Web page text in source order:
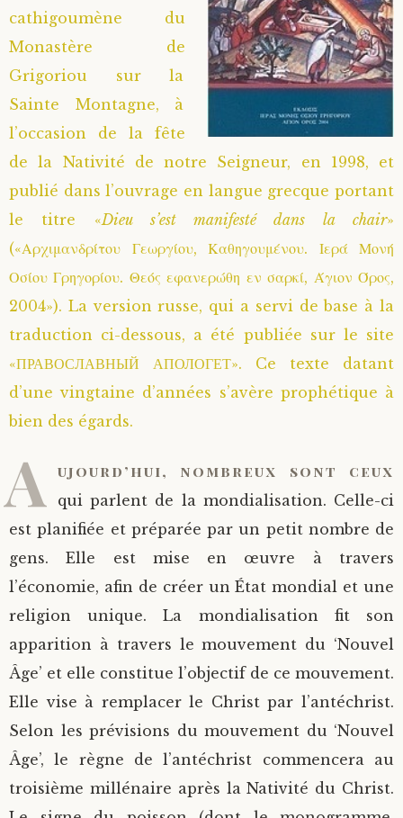
Saint Hilarion (Troïtski)
Saint Jean de Kronstadt
Saint Laurent de Tchernigov
Saint Nikon d’Optina
Saint Seraphim de Sarov
Saint Seraphim de Vyritsa
Saint Serge de Radonège
Saint Siméon (Jelnine)
Saint Sophrony l’Athonite
Sainte Xenia
Sainte Matrone de Moscou
Saint Spyridon
Métropolite Zénobe (Majouga)
Archimandrite Adrien (Kirsanov)
Archimandrite Alipi (Voronov)
Archimandrite Andronique (Loukach)
Archimandrite Athénogène (Agapov)
Higoumène Boris (Kramtsov)
Bienheureuses et Staritsas
Bienheureuse Lioubouchka
Bienheureuse Maria Ivanovna
Staritsa Marie Makovkine
Natalia de Vyritsa
Staritsa Anastasia
Geronda Grigorios de Dochiariou
Archimandrite Hippolyte (Khaline)
Archimandrite Lazare (Abachidzé)
Geronda Arsenios le Spiléote
Gerondissa Makrina (Vassopoulou)
Archimandrite Nathanaël (Pospelov)
Père Héliodore
Entretiens
Famille spirituelle
Portraits
cathigoumène du
Monastère de
Grigoriou sur la
Sainte Montagne, à
l’occasion de la fête
de la Nativité de notre Seigneur, en 1998, et
publié dans l’ouvrage en langue grecque portant
le titre «Dieu s’est manifesté dans la chair»
(«Αρχιμανδρίτου Γεωργίου, Καθηγουμένου. Ιερά Μονή
Οσίου Γρηγορίου. Θεός εφανερώθη εν σαρκί, Άγιον Όρος,
2004»). La version russe, qui a servi de base à la
traduction ci-dessous, a été publiée sur le site
«ПРАВОСЛАВНЫЙ АПОЛОГЕТ». Ce texte datant
d’une vingtaine d’années s’avère prophétique à
bien des égards.
A ujourd’hui, nombreux sont ceux
qui parlent de la mondialisation. Celle-ci
est planifiée et préparée par un petit nombre de
gens. Elle est mise en œuvre à travers
l’économie, afin de créer un État mondial et une
religion unique. La mondialisation fit son
apparition à travers le mouvement du ‘Nouvel
Âge’ et elle constitue l’objectif de ce mouvement.
Elle vise à remplacer le Christ par l’antéchrist.
Selon les prévisions du mouvement du ‘Nouvel
Âge’, le règne de l’antéchrist commencera au
troisième millénaire après la Nativité du Christ.